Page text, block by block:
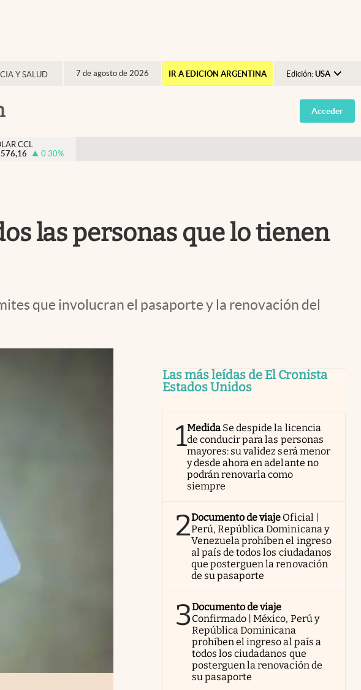
Y SALUD 7 de agosto de 2026 IR A EDICIÓN ARGENTINA Edición: USA
Argentina
España
Acceder
CCL
0.30%
las personas que lo tienen
que involucran el pasaporte y la renovación del
Las más leídas de El Cronista
Estados Unidos
1Medida Se despide la licencia
de conducir para las personas
mayores: su validez será menor
y desde ahora en adelante no
podrán renovarla como
siempre
2Documento de viaje Oficial |
Perú, República Dominicana y
Venezuela prohíben el ingreso
al país de todos los ciudadanos
que posterguen la renovación
de su pasaporte
3Documento de viaje
Confirmado | México, Perú y
República Dominicana
prohíben el ingreso al país a
todos los ciudadanos que
posterguen la renovación de
su pasaporte